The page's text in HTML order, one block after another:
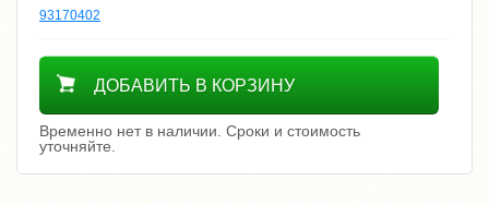
93170402
Уточнить цену
ДОБАВИТЬ В КОРЗИНУ
Временно нет в наличии. Сроки и стоимость
уточняйте.